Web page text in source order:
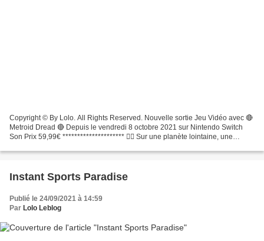
Copyright © By Lolo. All Rights Reserved. Nouvelle sortie Jeu Vidéo avec 🔴
Metroid Dread 🔴 Depuis le vendredi 8 octobre 2021 sur Nintendo Switch
Son Prix 59,99€ ********************* 👉🏻 Sur une planète lointaine, une
Instant Sports Paradise
Publié le 24/09/2021 à 14:59
Par Lolo Leblog